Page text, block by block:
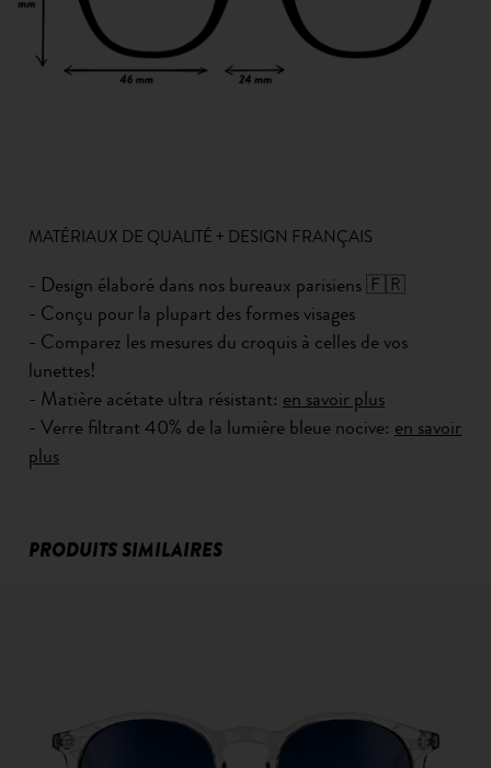
MATÉRIAUX DE QUALITÉ + DESIGN FRANÇAIS
- Design élaboré dans nos bureaux parisiens 🇫🇷
- Conçu pour la plupart des formes visages
- Comparez les mesures du croquis à celles de vos
lunettes!
- Matière acétate ultra résistant: en savoir plus
- Verre filtrant 40% de la lumière bleue nocive: en savoir
plus
PRODUITS SIMILAIRES